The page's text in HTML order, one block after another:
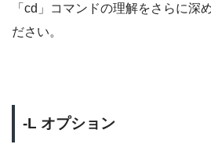
「cd」コマンドの理解をさらに深
ださい。
-L オプション